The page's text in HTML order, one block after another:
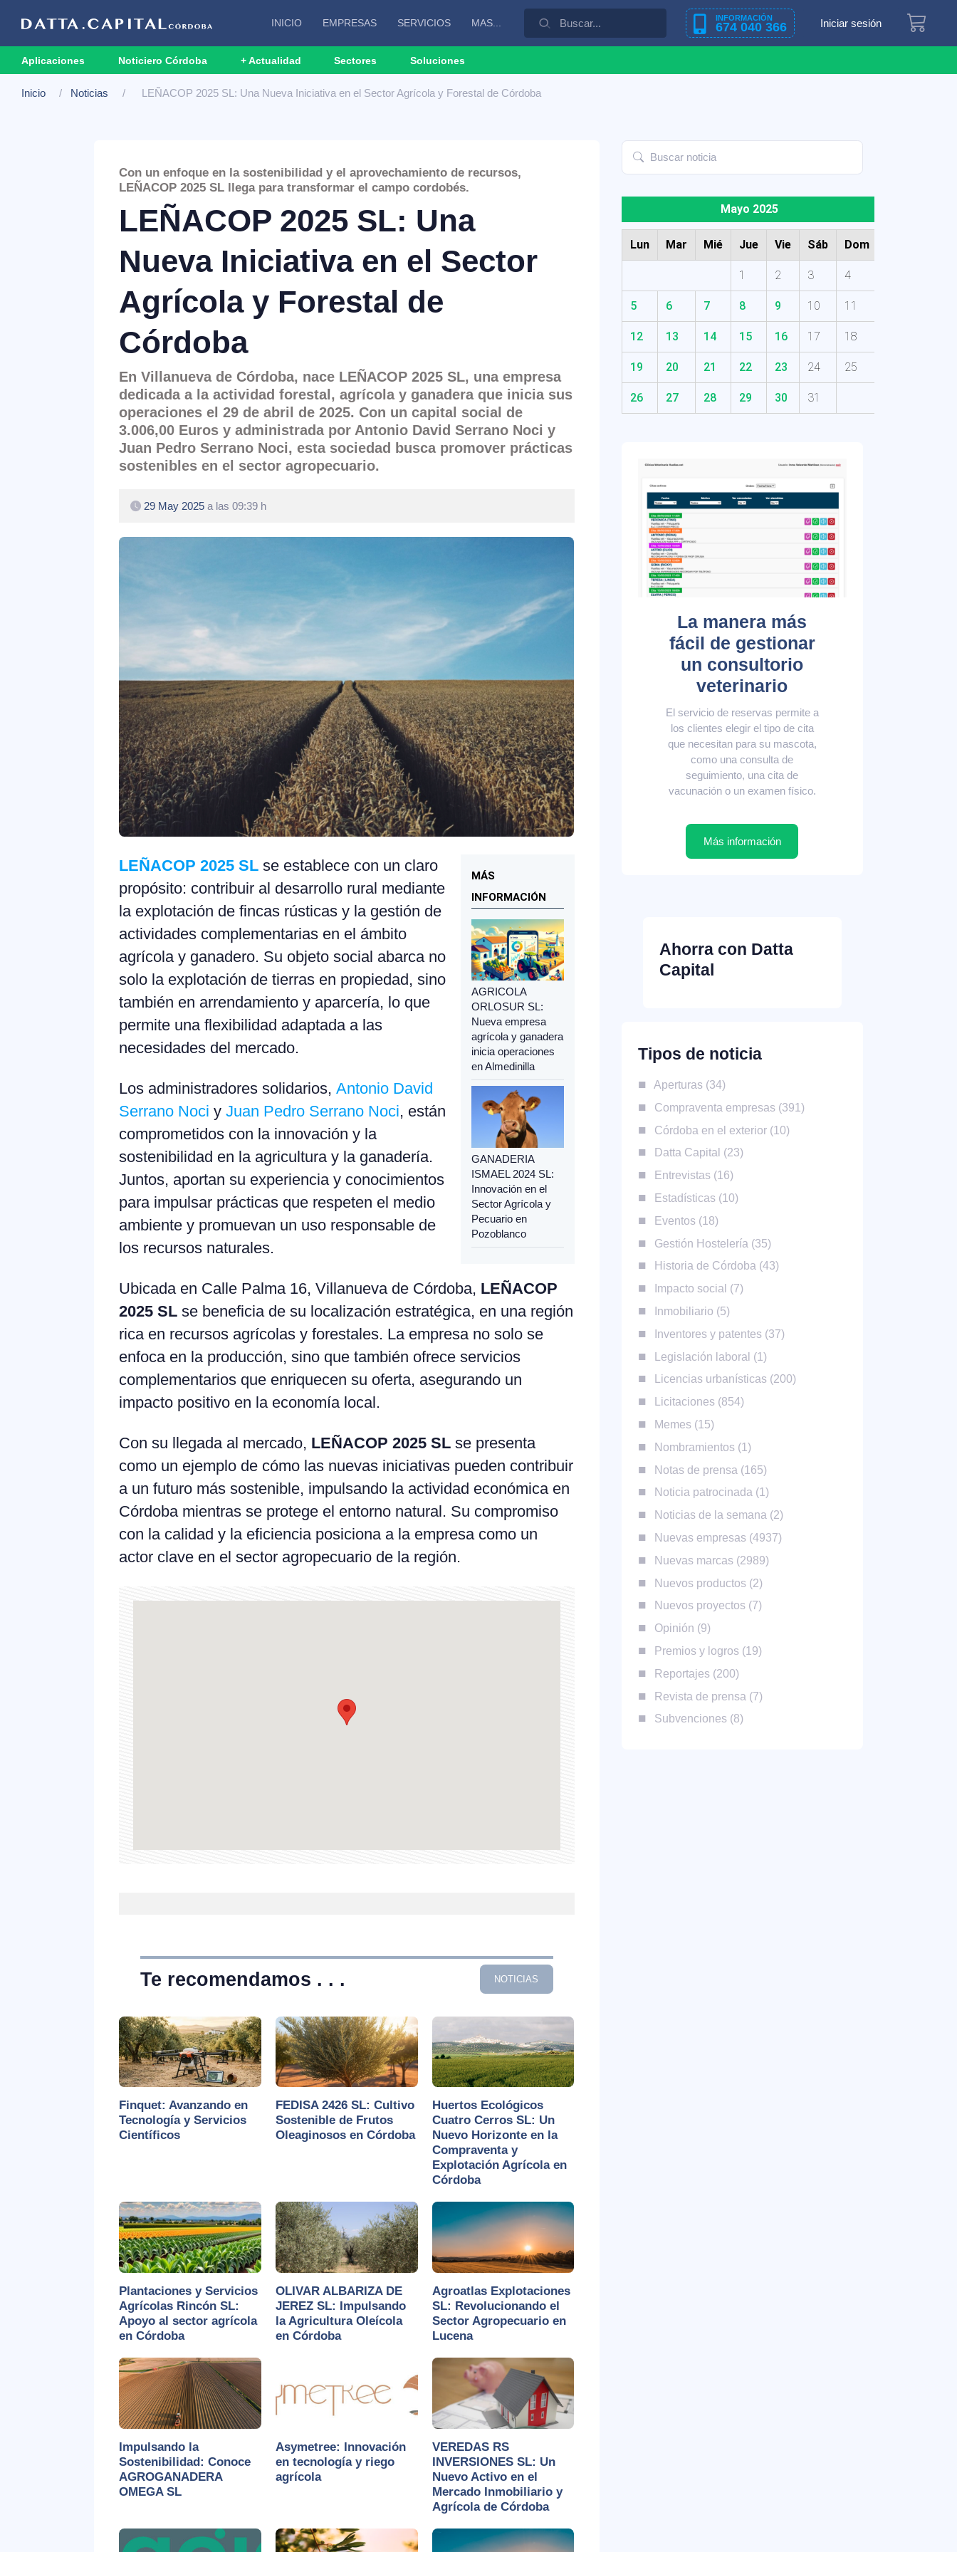
INICIO EMPRESAS SERVICIOS MAS... INFORMACIÓN
674 040 366 Iniciar sesión
Aplicaciones Noticiero Córdoba + Actualidad Sectores Soluciones
Inicio Noticias LEÑACOP 2025 SL: Una Nueva Iniciativa en el Sector Agrícola y Forestal de Córdoba
Con un enfoque en la sostenibilidad y el aprovechamiento de recursos,
LEÑACOP 2025 SL llega para transformar el campo cordobés.
LEÑACOP 2025 SL: Una
Nueva Iniciativa en el Sector
Agrícola y Forestal de
Córdoba
En Villanueva de Córdoba, nace LEÑACOP 2025 SL, una empresa
dedicada a la actividad forestal, agrícola y ganadera que inicia sus
operaciones el 29 de abril de 2025. Con un capital social de
3.006,00 Euros y administrada por Antonio David Serrano Noci y
Juan Pedro Serrano Noci, esta sociedad busca promover prácticas
sostenibles en el sector agropecuario.
29 May 2025a las 09:39 h
MÁS
INFORMACIÓN
AGRICOLA
ORLOSUR SL:
Nueva empresa
agrícola y ganadera
inicia operaciones
en Almedinilla
GANADERIA
ISMAEL 2024 SL:
Innovación en el
Sector Agrícola y
Pecuario en
Pozoblanco
LEÑACOP 2025 SL se establece con un claro
propósito: contribuir al desarrollo rural mediante
la explotación de fincas rústicas y la gestión de
actividades complementarias en el ámbito
agrícola y ganadero. Su objeto social abarca no
solo la explotación de tierras en propiedad, sino
también en arrendamiento y aparcería, lo que
permite una flexibilidad adaptada a las
necesidades del mercado.
Los administradores solidarios,Antonio David
Serrano Noci yJuan Pedro Serrano Noci, están
comprometidos con la innovación y la
sostenibilidad en la agricultura y la ganadería.
Juntos, aportan su experiencia y conocimientos
para impulsar prácticas que respeten el medio
ambiente y promuevan un uso responsable de
los recursos naturales.
Ubicada en Calle Palma 16, Villanueva de Córdoba, LEÑACOP
2025 SL se beneficia de su localización estratégica, en una región
rica en recursos agrícolas y forestales. La empresa no solo se
enfoca en la producción, sino que también ofrece servicios
complementarios que enriquecen su oferta, asegurando un
impacto positivo en la economía local.
Con su llegada al mercado, LEÑACOP 2025 SL se presenta
como un ejemplo de cómo las nuevas iniciativas pueden contribuir
a un futuro más sostenible, impulsando la actividad económica en
Córdoba mientras se protege el entorno natural. Su compromiso
con la calidad y la eficiencia posiciona a la empresa como un
actor clave en el sector agropecuario de la región.
Te recomendamos . . . NOTICIAS
Finquet: Avanzando en
Tecnología y Servicios
Científicos
FEDISA 2426 SL: Cultivo
Sostenible de Frutos
Oleaginosos en Córdoba
Huertos Ecológicos
Cuatro Cerros SL: Un
Nuevo Horizonte en la
Compraventa y
Explotación Agrícola en
Córdoba
Plantaciones y Servicios
Agrícolas Rincón SL:
Apoyo al sector agrícola
en Córdoba
OLIVAR ALBARIZA DE
JEREZ SL: Impulsando
la Agricultura Oleícola
en Córdoba
Agroatlas Explotaciones
SL: Revolucionando el
Sector Agropecuario en
Lucena
Impulsando la
Sostenibilidad: Conoce
AGROGANADERA
OMEGA SL
Asymetree: Innovación
en tecnología y riego
agrícola
VEREDAS RS
INVERSIONES SL: Un
Nuevo Activo en el
Mercado Inmobiliario y
Agrícola de Córdoba
Mayo 2025
Lun Mar Mié Jue Vie Sáb Dom
1 2 3 4
5 6 7 8 9 10 11
12 13 14 15 16 17 18
19 20 21 22 23 24 25
26 27 28 29 30 31
La manera más
fácil de gestionar
un consultorio
veterinario
El servicio de reservas permite a
los clientes elegir el tipo de cita
que necesitan para su mascota,
como una consulta de
seguimiento, una cita de
vacunación o un examen físico.
Más información
Ahorra con Datta
Capital
Tipos de noticia
Aperturas 34
Compraventa empresas 391
Córdoba en el exterior 10
Datta Capital
23
Entrevistas 16
Estadísticas 10
Eventos 18
Gestión Hostelería 35
Historia de Córdoba 43
Impacto social 7
Inmobiliario 5
Inventores y patentes 37
Legislación laboral 1
Licencias urbanísticas 200
Licitaciones 854
Memes 15
Nombramientos 1
Notas de prensa 165
Noticia patrocinada 1
Noticias de la semana 2
Nuevas empresas 4937
Nuevas marcas 2989
Nuevos productos 2
Nuevos proyectos 7
Opinión 9
Premios y logros 19
Reportajes 200
Revista de prensa 7
Subvenciones 8